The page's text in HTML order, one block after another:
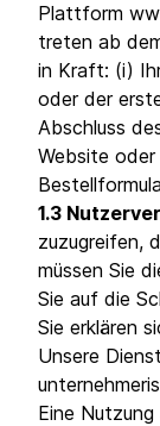
Plattform
treten ab
in Kraft: (i)
oder der
Abschluss
Website
1.3
zuzugreifen,
müssen Sie
Sie auf die
Sie erklären
Unsere
Eine